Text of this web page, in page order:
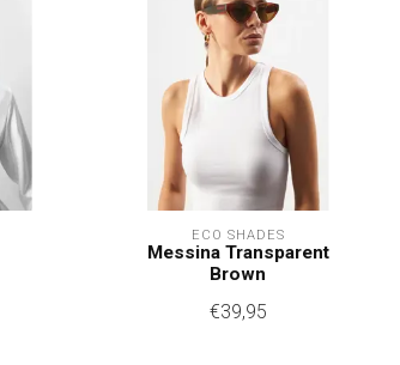
ECO SHADES
Messina Transparent
Brown
€39,95